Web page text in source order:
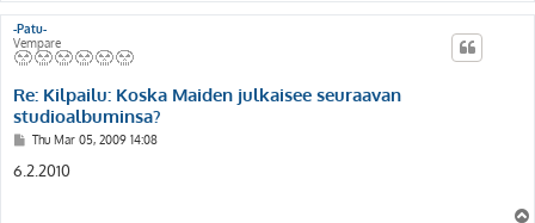
-Patu-
Vempare
Re: Kilpailu: Koska Maiden julkaisee seuraavan
studioalbuminsa?
P
s
t
Thu Mar 05, 2009 14:08
6.2.2010